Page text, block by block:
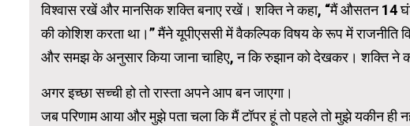
विश्वास रखें और मानसिक शक्ति बनाए रखें। शक्ति ने कहा, “मैं औसतन 14
की कोशिश करता था।” मैंने यूपीएससी में वैकल्पिक विषय के रूप में राजनीति
और समझ के अनुसार किया जाना चाहिए, न कि रुझान को देखकर। शक्ति ने
अगर इच्छा सच्ची हो तो रास्ता अपने आप बन जाएगा।
जब परिणाम आया और मुझे पता चला कि मैं टॉपर हूं तो पहले तो मुझे यकीन ही